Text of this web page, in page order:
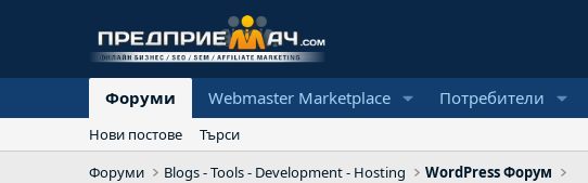
Форуми Webmaster Marketplace Потребители
Нови постове
Търси
Форуми
Blogs - Tools - Development - Hosting WordPress Форум